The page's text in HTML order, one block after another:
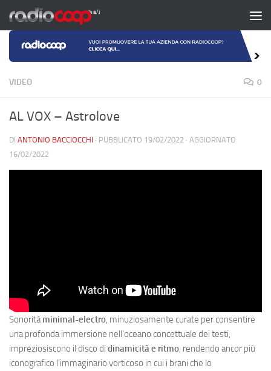
Salta al contenuto
VIDEO 0
AL VOX – Astrolove
DI ANTONIO BACCIOCCHI · PUBBLICATO 19/02/2022 · AGGIORNATO
16/02/2022
Sonoritàminimal-electro, minuziosamente curate per consentire
una profonda immersione nell’oceano concettuale dei testi,
impreziosiscono il disco di dinamicità e ritmo, rendendo ancor più
iconografico l’immaginario vorticoso in cui i brani che lo